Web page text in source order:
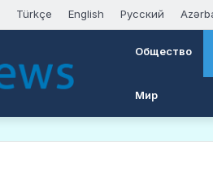
Türkçe English Русский
Общество
Мир